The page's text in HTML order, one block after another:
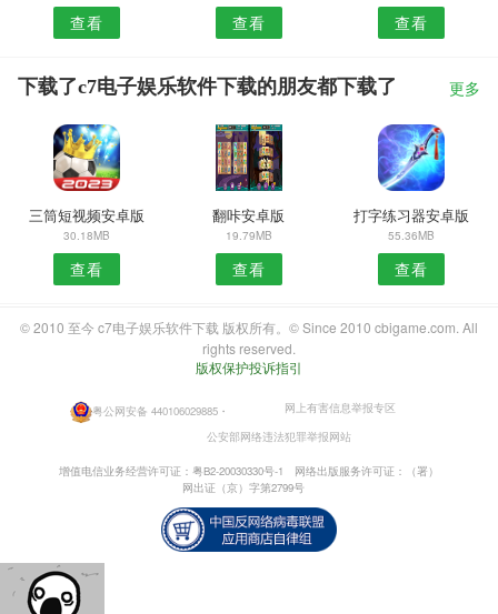
查看 查看 查看
下载了c7电子娱乐软件下载的朋友都下载了 更多
三筒短视频安卓版
30.18MB
查看
翻咔安卓版
19.79MB
查看
打字练习器安卓版
55.36MB
查看
© 2010 至今 c7电子娱乐软件下载 版权所有。© Since 2010 cbigame.com. All
rights reserved.
版权保护投诉指引
粤公网安备 440106029885・
网上有害信息举报专区
公安部网络违法犯罪举报网站
增值电信业务经营许可证：粤B2-20030330号-1
网络出版服务许可证：（署）
网出证（京）字第2799号